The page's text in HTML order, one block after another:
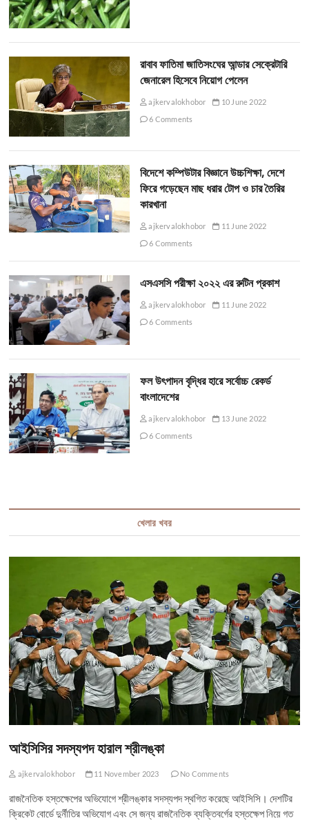
রাবাব ফাতিমা জাতিসংঘের আন্ডার সেক্রেটারি
জেনারেল হিসেবে নিয়োগ পেলেন
ajkervalokhobor
10 June 2022
6 Comments
বিদেশে কম্পিউটার বিজ্ঞানে উচ্চশিক্ষা, দেশে
ফিরে গড়েছেন মাছ ধরার টোপ ও চার তৈরির
কারখানা
ajkervalokhobor
11 June 2022
6 Comments
এসএসসি পরীক্ষা ২০২২ এর রুটিন প্রকাশ
ajkervalokhobor
11 June 2022
6 Comments
ফল উৎপাদন বৃদ্ধির হারে সর্বোচ্চ রেকর্ড
বাংলাদেশের
ajkervalokhobor
13 June 2022
6 Comments
খেলার খবর
আইসিসির সদস্যপদ হারাল শ্রীলঙ্কা
ajkervalokhobor 11 November 2023 No Comments
রাজনৈতিক হস্তক্ষেপের অভিযোগে শ্রীলঙ্কার সদস্যপদ স্থগিত করেছে আইসিসি। দেশটির
ক্রিকেট বোর্ডে দুর্নীতির অভিযোগ এবং সে জন্য রাজনৈতিক ব্যক্তিবর্গের হস্তক্ষেপ নিয়ে গত